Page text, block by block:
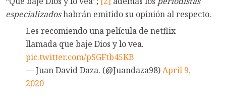
especializadoshabrán emitido su opinión al respecto.
Les recomiendo una película de netflix
llamada que baje Dios y lo vea.
pic.twitter.com/pSGFtb45KB
— Juan David Daza. (@Juandaza98)April 9,
2020